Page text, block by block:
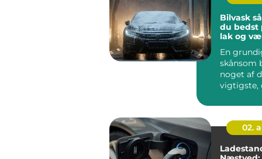
Bilvask sådan passer
du bedst
lak og
En
skånsom
noget af
vigtigste,
og bevar...
02.